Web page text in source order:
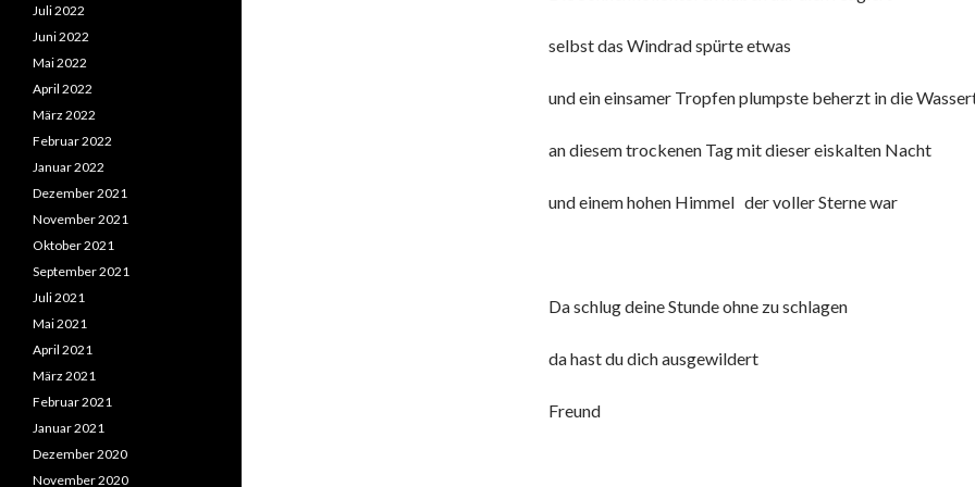
selbst das Windrad spürte etwas
und ein einsamer Tropfen plumpste beherzt in die
an diesem trockenen Tag mit dieser eiskalten Nacht
und einem hohen Himmel der voller Sterne war
Da schlug deine Stunde ohne zu schlagen
da hast du dich ausgewildert
Freund
Juli 2022
Juni 2022
Mai 2022
April 2022
März 2022
Februar 2022
Januar 2022
Dezember 2021
November 2021
Oktober 2021
September 2021
Juli 2021
Mai 2021
April 2021
März 2021
Februar 2021
Januar 2021
Dezember 2020
November 2020